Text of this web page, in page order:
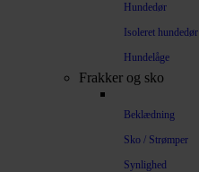
Hundedør
Isoleret hundedør
Hundelåge
Frakker og sko
Beklædning
Sko / Strømper
Synlighed